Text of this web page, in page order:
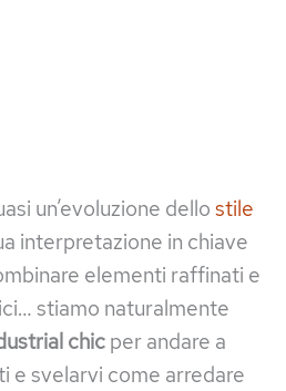
un’evoluzione dello stile
interpretazione in chiave
elementi raffinati e
stiamo naturalmente
chic per andare a
e svelarvi come arredare